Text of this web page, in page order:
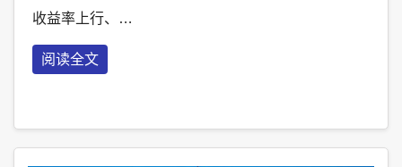
收益率上行、…
阅读全文